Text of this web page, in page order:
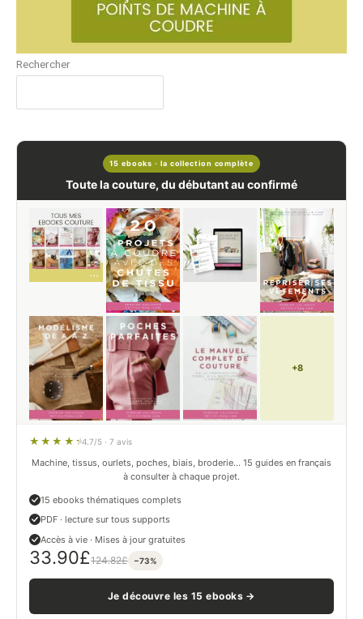
Rechercher
15 ebooks · la collection complète
Toute la couture, du débutant au confirmé
+8
4.7/5 · 7 avis
Machine, tissus, ourlets, poches, biais, broderie… 15 guides en français
à consulter à chaque projet.
15 ebooks thématiques complets
PDF · lecture sur tous supports
Accès à vie · Mises à jour gratuites
33.90£124.82£ −73%
Je découvre les 15 ebooks →